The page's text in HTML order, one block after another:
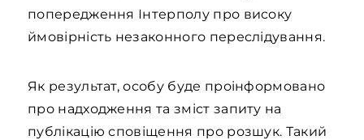
попередження Інтерполу про високу
ймовірність незаконного переслідування.
Як результат, особу буде проінформовано
про надходження та зміст запиту на
публікацію сповіщення про розшук. Такий